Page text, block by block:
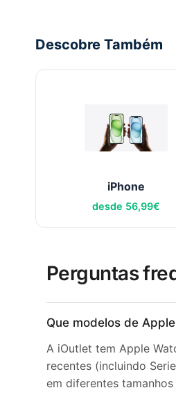
Descobre Também
iPhone
desde 56,99€
Perguntas
Que modelos de
A iOutlet tem Apple
recentes (incluindo
em diferentes